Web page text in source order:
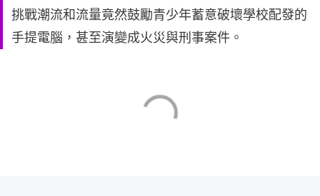
挑戰潮流和流量竟然鼓勵青少年蓄意破壞學校配發的
手提電腦，甚至演變成火災與刑事案件。